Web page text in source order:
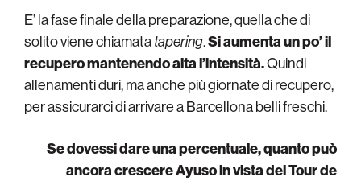
E’ la fase finale della preparazione, quella che di
solito viene chiamatatapering.Si aumenta un po’ il
recupero mantenendo alta l’intensità.Quindi
allenamenti duri, ma anche più giornate di recupero,
per assicurarci di arrivare a Barcellona belli freschi.
Se dovessi dare una percentuale, quanto può
ancora crescere Ayuso in vista del Tour de